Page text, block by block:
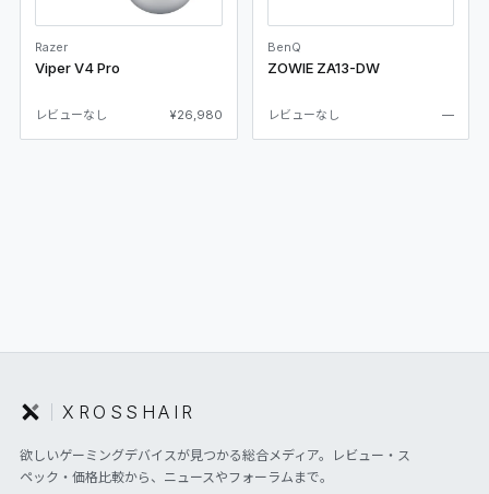
Razer
Viper V4 Pro
レビューなし ¥26,980
BenQ
ZOWIE ZA13-DW
レビューなし —
XROSSHAIR
欲しいゲーミングデバイスが見つかる総合メディア。レビュー・ス
ペック・価格比較から、ニュースやフォーラムまで。